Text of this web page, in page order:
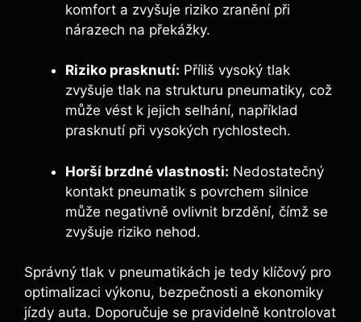
komfort a zvyšuje riziko zranění při
nárazech na překážky.
Riziko prasknutí: Příliš vysoký tlak
zvyšuje tlak na strukturu pneumatiky, což
může vést k jejich selhání, například
prasknutí při vysokých rychlostech.
Horší brzdné vlastnosti: Nedostatečný
kontakt pneumatik s povrchem silnice
může negativně ovlivnit brzdění, čímž se
zvyšuje riziko nehod.
Správný tlak v pneumatikách je tedy klíčový pro
optimalizaci výkonu, bezpečnosti a ekonomiky
jízdy auta. Doporučuje se pravidelně kontrolovat